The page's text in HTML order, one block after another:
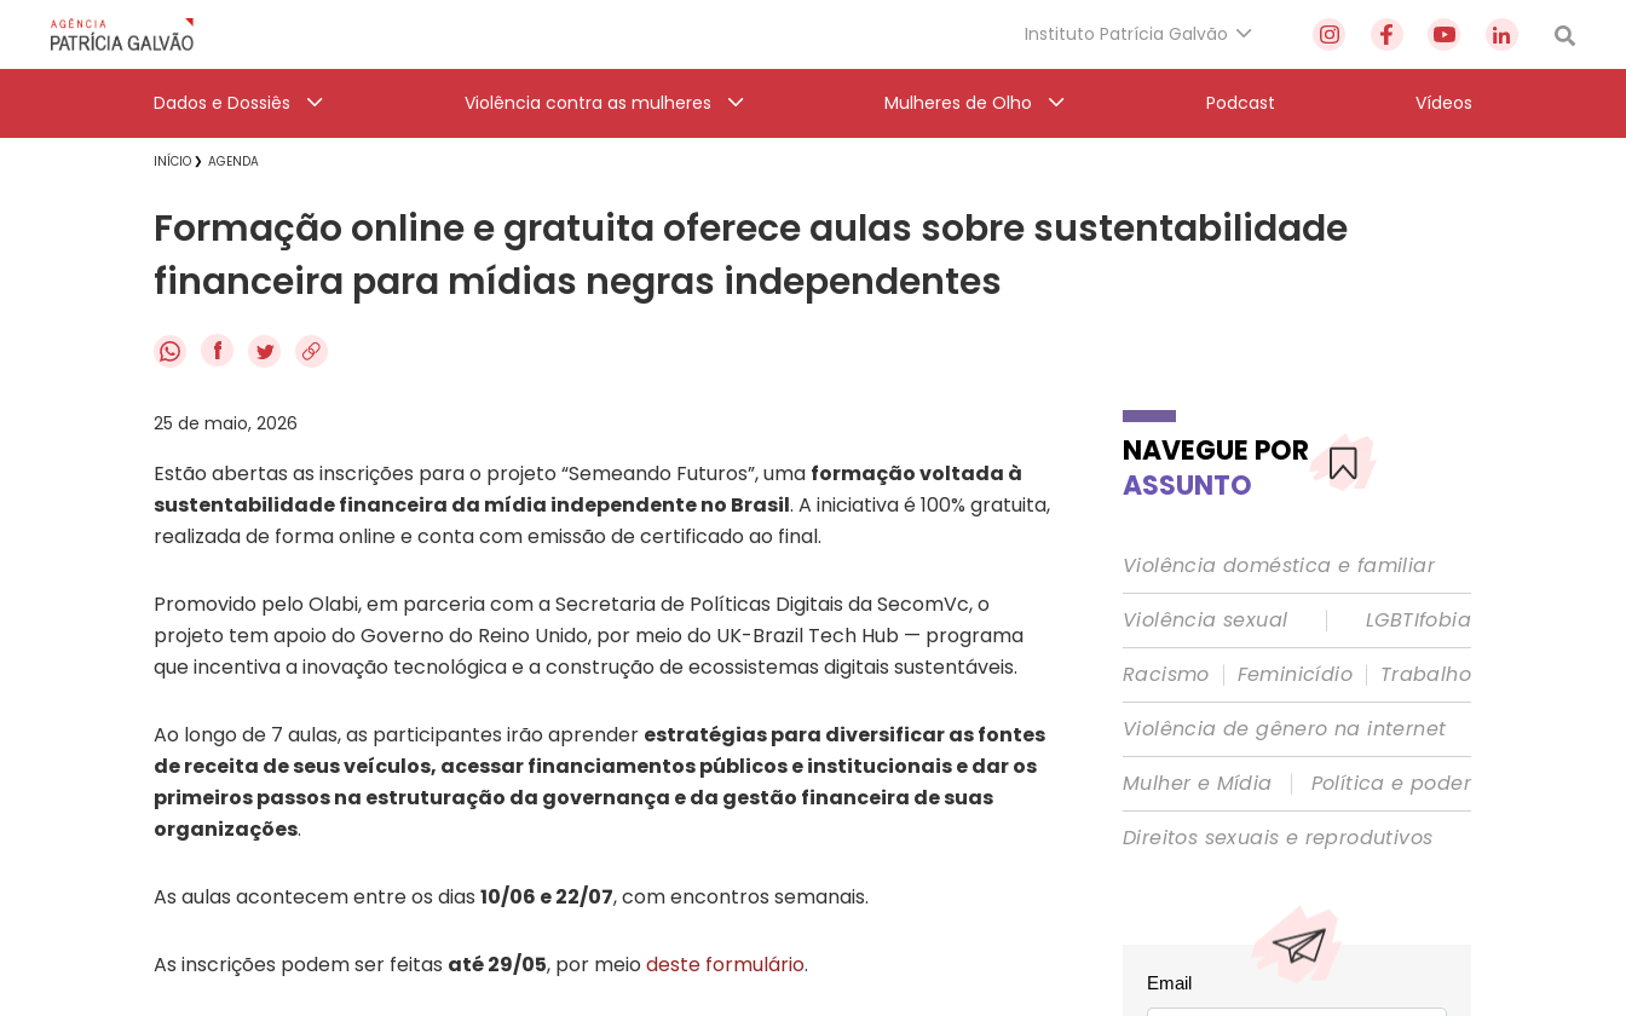
Instituto Patrícia Galvão
Dados e Dossiês Violência contra as mulheres Mulheres de Olho Podcast Vídeos
INÍCIO AGENDA
Formação online e gratuita oferece aulas sobre sustentabilidade
financeira para mídias negras independentes
f
25 de maio, 2026
Estão abertas as inscrições para o projeto “Semeando Futuros”, uma formação voltada à
sustentabilidade financeira da mídia independente no Brasil. A iniciativa é 100% gratuita,
realizada de forma online e conta com emissão de certificado ao final.
Promovido pelo Olabi, em parceria com a Secretaria de Políticas Digitais da SecomVc, o
projeto tem apoio do Governo do Reino Unido, por meio do UK-Brazil Tech Hub — programa
que incentiva a inovação tecnológica e a construção de ecossistemas digitais sustentáveis.
Ao longo de 7 aulas, as participantes irão aprender estratégias para diversificar as fontes
de receita de seus veículos, acessar financiamentos públicos e institucionais e dar os
primeiros passos na estruturação da governança e da gestão financeira de suas
organizações.
As aulas acontecem entre os dias 10/06 e 22/07, com encontros semanais.
As inscrições podem ser feitas até 29/05, por meio deste formulário.
NAVEGUE POR
ASSUNTO
Violência doméstica e familiar
Violência sexual
|
LGBTIfobia
Racismo | Feminicídio | Trabalho
Violência de gênero na internet
Mulher e Mídia
|
Política e poder
Direitos sexuais e reprodutivos